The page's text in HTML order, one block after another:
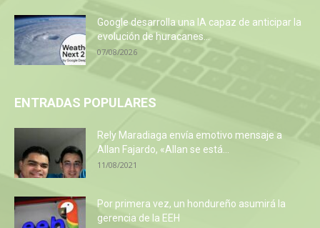
Google desarrolla una IA capaz de anticipar la
evolución de huracanes...
07/08/2026
ENTRADAS POPULARES
Rely Maradiaga envía emotivo mensaje a
Allan Fajardo, «Allan se está...
11/08/2021
Por primera vez, un hondureño asumirá la
gerencia de la EEH